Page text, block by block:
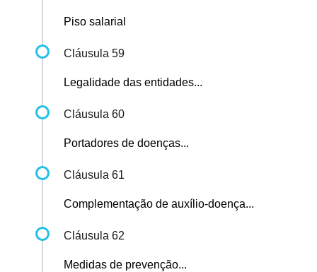
Piso salarial
Cláusula 59
Legalidade das entidades...
Cláusula 60
Portadores de doenças...
Cláusula 61
Complementação de auxílio-doença...
Cláusula 62
Medidas de prevenção...